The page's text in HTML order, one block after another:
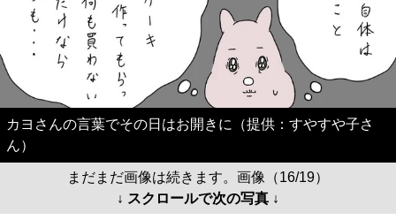
カヨさんの言葉でその日はお開きに（提供：すやすや子さ
ん）
まだまだ画像は続きます。画像（16/19）
↓ スクロールで次の写真 ↓